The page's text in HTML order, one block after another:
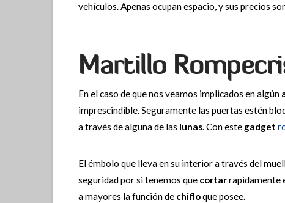
vehículos. Apenas ocupan espacio, y sus precios
Martillo
En el caso de que nos veamos implicados en algún
imprescindible. Seguramente las puertas estén
a través de alguna de las lunas. Con este gadget
El émbolo que lleva en su interior a través del
seguridad por si tenemos que cortarrapidamente
a mayores la función de chifloque posee.